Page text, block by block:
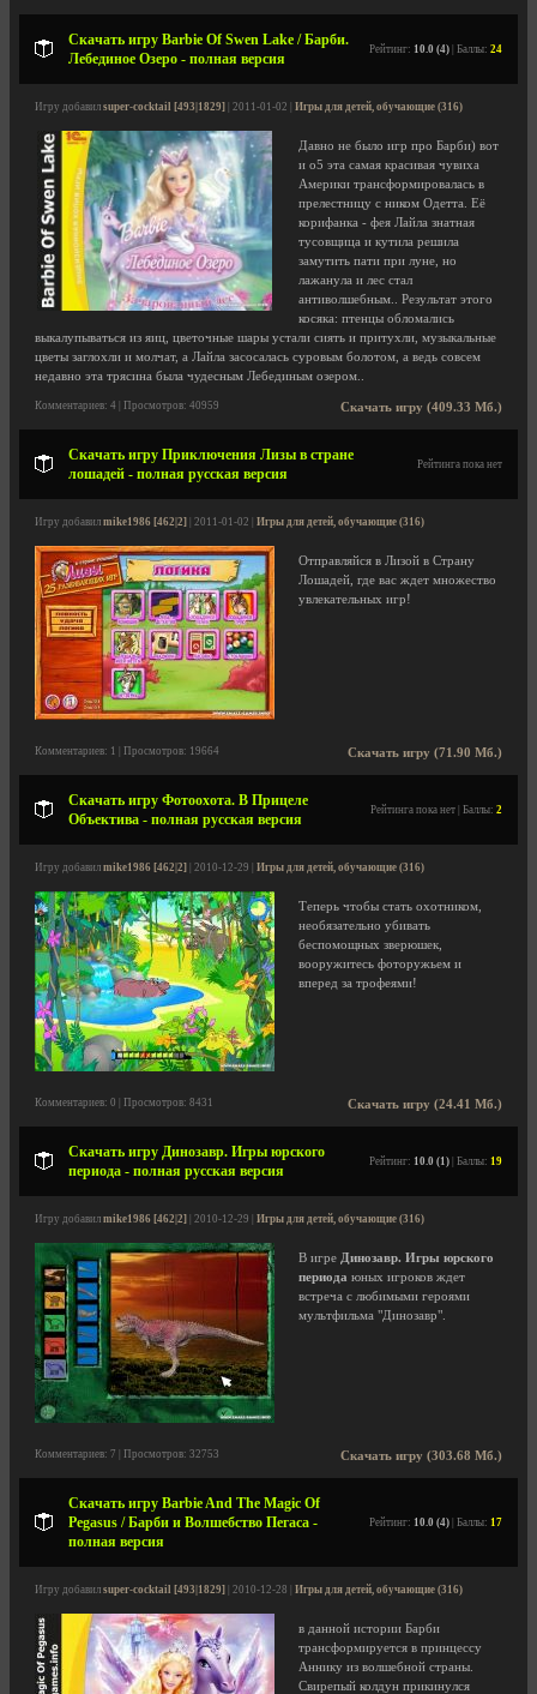
Скачать игру Barbie Of Swen Lake / Барби.
Лебединое Озеро - полная версия
Рейтинг: 10.0 (4) | Баллы: 24
Игру добавил super-cocktail [493|1829] | 2011-01-02 | Игры для детей, обучающие (316)
Давно не было игр про Барби) вот
и о5 эта самая красивая чувиха
Америки трансформировалась в
прелестницу с ником Одетта. Её
корифанка - фея Лайла знатная
тусовщица и кутила решила
замутить пати при луне, но
лажанула и лес стал
антиволшебным.. Результат этого
косяка: птенцы обломались
выкалупываться из яиц, цветочные шары устали сиять и притухли, музыкальные
цветы заглохли и молчат, а Лайла засосалась суровым болотом, а ведь совсем
недавно эта трясина была чудесным Лебединым озером..
Скачать игру (409.33 Мб.)
Комментариев: 4 | Просмотров: 40959
Скачать игру Приключения Лизы в стране
лошадей - полная русская версия
Рейтинга пока нет
Игру добавил mike1986 [462|2] | 2011-01-02 | Игры для детей, обучающие (316)
Отправляйся в Лизой в Страну
Лошадей, где вас ждет множество
увлекательных игр!
Скачать игру (71.90 Мб.)
Комментариев: 1 | Просмотров: 19664
Скачать игру Фотоохота. В Прицеле
Объектива - полная русская версия
Рейтинга пока нет | Баллы: 2
Игру добавил mike1986 [462|2] | 2010-12-29 | Игры для детей, обучающие (316)
Теперь чтобы стать охотником,
необязательно убивать
беспомощных зверюшек,
вооружитесь фоторужьем и
вперед за трофеями!
Скачать игру (24.41 Мб.)
Комментариев: 0 | Просмотров: 8431
Скачать игру Динозавр. Игры юрского
периода - полная русская версия
Рейтинг: 10.0 (1) | Баллы: 19
Игру добавил mike1986 [462|2] | 2010-12-29 | Игры для детей, обучающие (316)
В игре Динозавр. Игры юрского
периода юных игроков ждет
встреча с любимыми героями
мультфильма "Динозавр".
Скачать игру (303.68 Мб.)
Комментариев: 7 | Просмотров: 32753
Скачать игру Barbie And The Magic Of
Pegasus / Барби и Волшебство Пегаса -
полная версия
Рейтинг: 10.0 (4) | Баллы: 17
Игру добавил super-cocktail [493|1829] | 2010-12-28 | Игры для детей, обучающие (316)
в данной истории Барби
трансформируется в принцессу
Аннику из волшебной страны.
Свирепый колдун прикинулся